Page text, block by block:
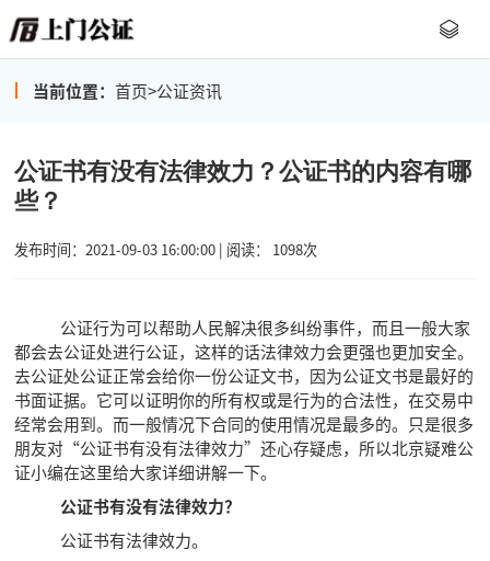
当前位置： 首页>公证资讯
公证书有没有法律效力？公证书的内容有哪
些？
发布时间：2021-09-03 16:00:00 | 阅读： 1098次
公证行为可以帮助人民解决很多纠纷事件，而且一般大家
都会去公证处进行公证，这样的话法律效力会更强也更加安全。
去公证处公证正常会给你一份公证文书，因为公证文书是最好的
书面证据。它可以证明你的所有权或是行为的合法性，在交易中
经常会用到。而一般情况下合同的使用情况是最多的。只是很多
朋友对“公证书有没有法律效力”还心存疑虑，所以北京疑难公
证小编在这里给大家详细讲解一下。
公证书有没有法律效力？
公证书有法律效力。